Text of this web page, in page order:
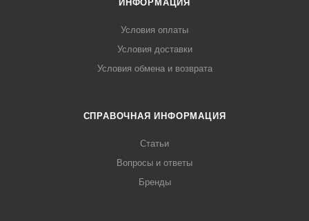
ИНФОРМАЦИЯ
Условия оплаты
Условия доставки
Условия обмена и возврата
СПРАВОЧНАЯ ИНФОРМАЦИЯ
Статьи
Вопросы и ответы
Бренды